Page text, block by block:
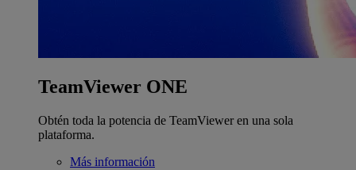
TeamViewer ONE
Obtén toda la potencia de TeamViewer en una sola
plataforma.
Más información